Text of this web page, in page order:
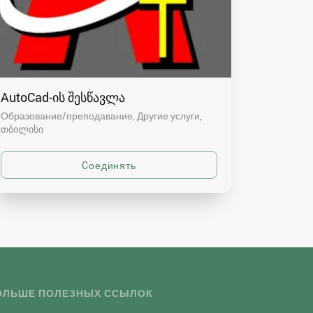
AutoCad-ის შესწავლა
Образование/преподавание, Другие услуги
თბილისი
ПОЛЕЗНЫХ ССЫЛОК